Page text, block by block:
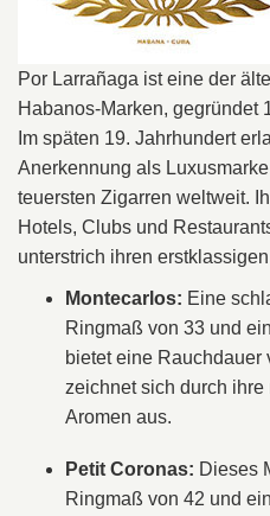
Por Larrañaga ist eine der
Habanos-Marken, gegründet
Im späten 19. Jahrhundert
Anerkennung als
teuersten Zigarren weltweit.
Hotels, Clubs und
unterstrich ihren
Montecarlos: Eine
Ringmaß von 33 und
bietet eine Rauchdauer
zeichnet sich durch
Aromen aus.
Petit Coronas: Dieses
Ringmaß von 42 und